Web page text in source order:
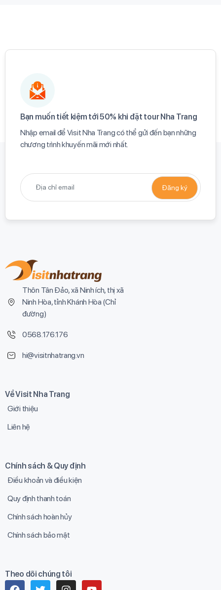
Bạn muốn tiết kiệm tới 50% khi đặt tour Nha Trang​
Nhập email để Visit Nha Trang có thể gửi đến bạn những
chương trình khuyến mãi mới nhất.​
Thôn Tân Đảo, xã Ninh ích, thị xã
Ninh Hòa, tỉnh Khánh Hòa (Chỉ
đường)
0568.176.176
hi@visitnhatrang.vn
Về Visit Nha Trang
Giới thiệu
Liên hệ
Chính sách & Quy định
Điều khoản và điều kiện
Quy định thanh toán
Chính sách hoàn hủy
Chính sách bảo mật
Theo dõi chúng tôi